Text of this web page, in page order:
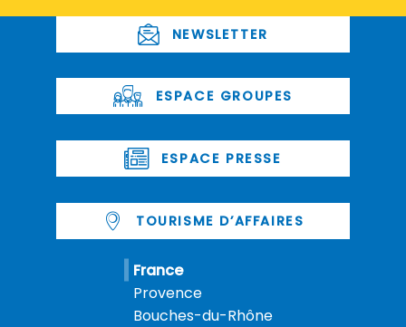
NEWSLETTER
ESPACE GROUPES
ESPACE PRESSE
TOURISME D’AFFAIRES
France
Provence
Bouches-du-Rhône